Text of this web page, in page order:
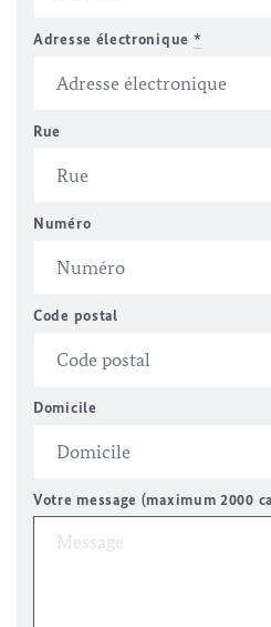
Adresse électronique *
Rue
Numéro
Code postal
Domicile
Votre message (maximum 2000